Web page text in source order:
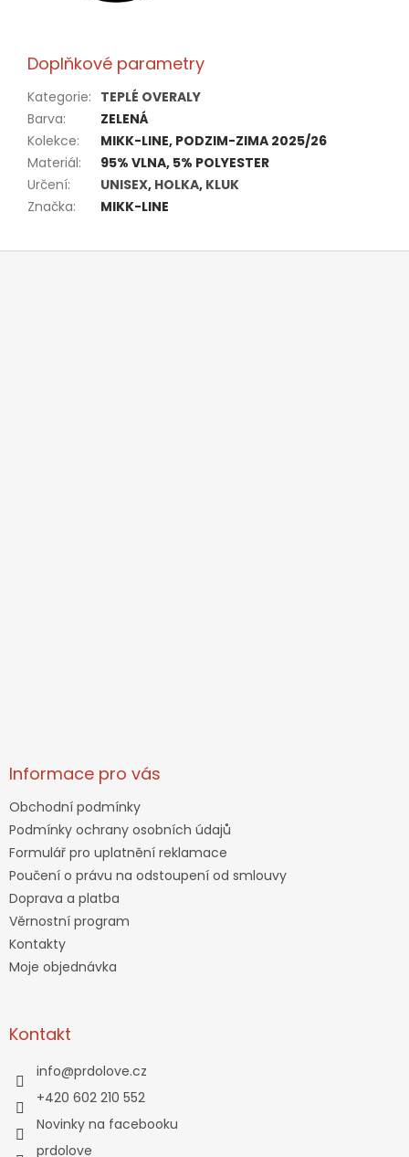
Doplňkové parametry
Kategorie: TEPLÉ OVERALY
Barva:
ZELENÁ
Kolekce:
MIKK-LINE, PODZIM-ZIMA 2025/26
Materiál:
95% VLNA, 5% POLYESTER
Určení: UNISEX, HOLKA, KLUK
Značka: MIKK-LINE
Z
Informace pro vás
Obchodní podmínky
Podmínky ochrany osobních údajů
Formulář pro uplatnění reklamace
Poučení o právu na odstoupení od smlouvy
Doprava a platba
Věrnostní program
Kontakty
Moje objednávka
Kontakt
info@prdolove.cz
+420 602 210 552
Novinky na facebooku
prdolove